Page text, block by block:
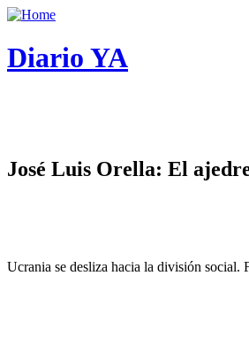
Diario YA
José Luis Orella: El
Ucrania se desliza hacia la división social.